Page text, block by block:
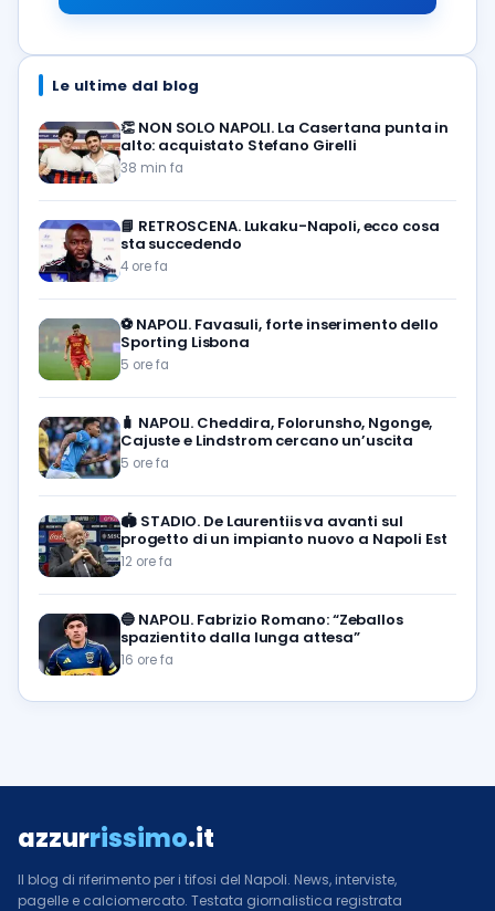
Le ultime dal blog
👏 NON SOLO NAPOLI. La Casertana punta in
alto: acquistato Stefano Girelli
38 min fa
📘 RETROSCENA. Lukaku-Napoli, ecco cosa
sta succedendo
4 ore fa
⚽️ NAPOLI. Favasuli, forte inserimento dello
Sporting Lisbona
5 ore fa
🧳 NAPOLI. Cheddira, Folorunsho, Ngonge,
Cajuste e Lindstrom cercano un’uscita
5 ore fa
🏟️ STADIO. De Laurentiis va avanti sul
progetto di un impianto nuovo a Napoli Est
12 ore fa
🔵 NAPOLI. Fabrizio Romano: “Zeballos
spazientito dalla lunga attesa”
16 ore fa
azzurrissimo.it
Il blog di riferimento per i tifosi del Napoli. News, interviste,
pagelle e calciomercato. Testata giornalistica registrata